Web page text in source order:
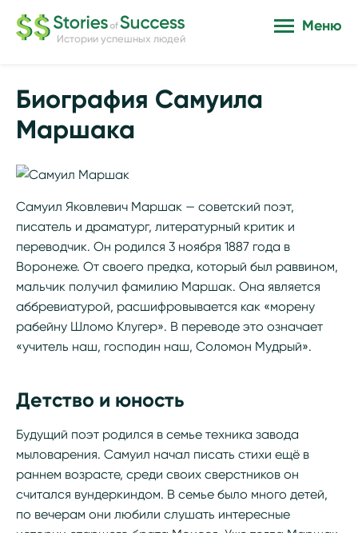
Истории успешных людей
Меню
Биография Самуила
Маршака
Самуил Яковлевич Маршак — советский поэт,
писатель и драматург, литературный критик и
переводчик. Он родился 3 ноября 1887 года в
Воронеже. От своего предка, который был раввином,
мальчик получил фамилию Маршак. Она является
аббревиатурой, расшифровывается как «морену
рабейну Шломо Клугер». В переводе это означает
«учитель наш, господин наш, Соломон Мудрый».
Детство и юность
Будущий поэт родился в семье техника завода
мыловарения. Самуил начал писать стихи ещё в
раннем возрасте, среди своих сверстников он
считался вундеркиндом. В семье было много детей,
по вечерам они любили слушать интересные